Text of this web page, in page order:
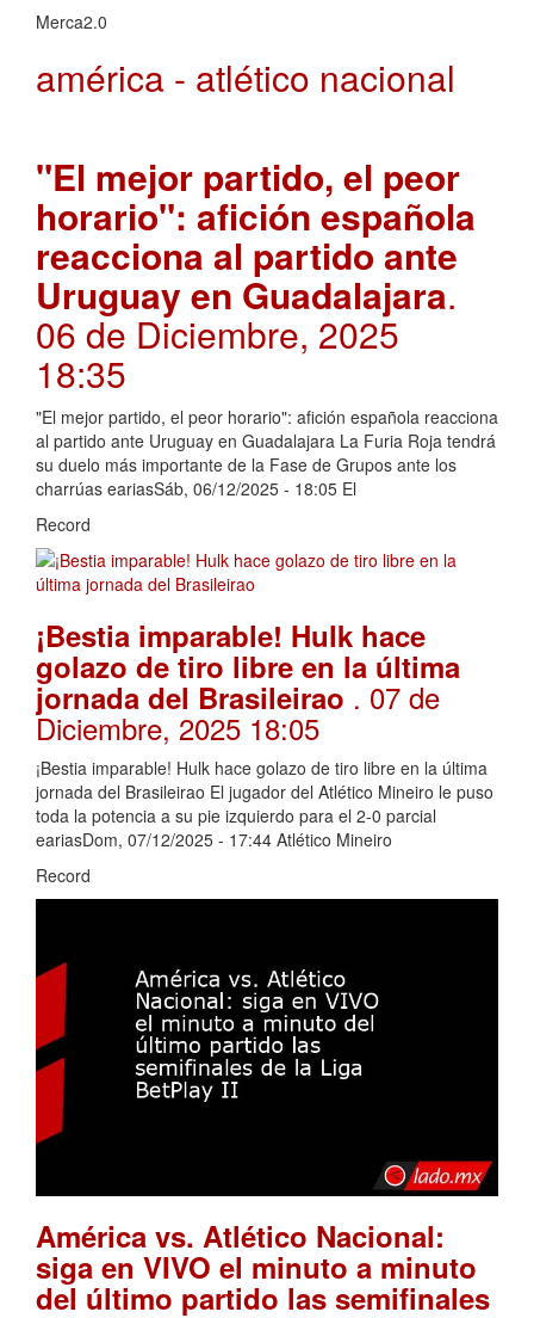
Merca2.0
américa - atlético nacional
"El mejor partido, el peor
horario": afición española
reacciona al partido ante
Uruguay en Guadalajara.
06 de Diciembre, 2025
18:35
"El mejor partido, el peor horario": afición española reacciona
al partido ante Uruguay en Guadalajara La Furia Roja tendrá
su duelo más importante de la Fase de Grupos ante los
charrúas eariasSáb, 06/12/2025 - 18:05 El
Record
¡Bestia imparable! Hulk hace
golazo de tiro libre en la última
jornada del Brasileirao . 07 de
Diciembre, 2025 18:05
¡Bestia imparable! Hulk hace golazo de tiro libre en la última
jornada del Brasileirao El jugador del Atlético Mineiro le puso
toda la potencia a su pie izquierdo para el 2-0 parcial
eariasDom, 07/12/2025 - 17:44 Atlético Mineiro
Record
América vs. Atlético Nacional:
siga en VIVO el minuto a minuto
del último partido las semifinales